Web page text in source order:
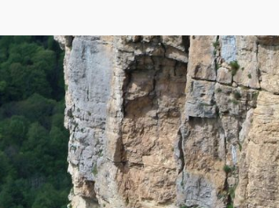
(смотреть на картахGoogle,Яндекса,OpenStreetMap)
растений и лишайников(57)